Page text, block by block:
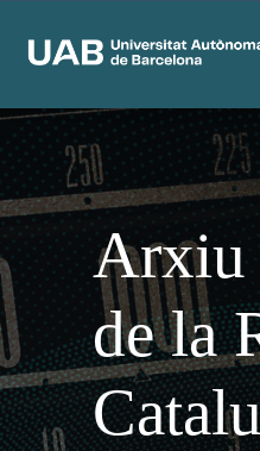
Arxiu
de la